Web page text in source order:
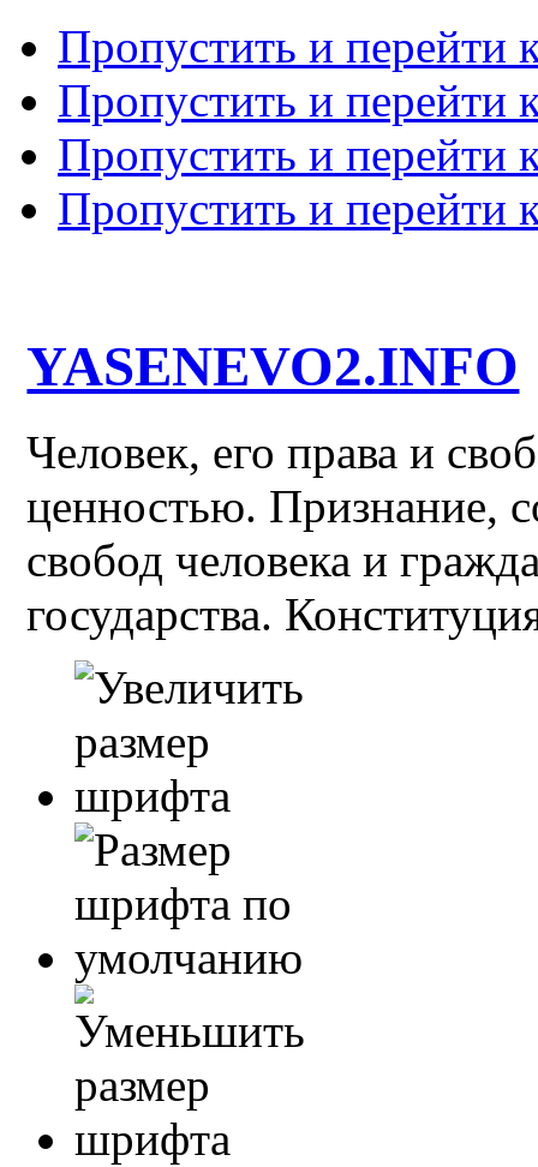
Пропустить и перейти
Пропустить и перейти
Пропустить и перейти
Пропустить и перейти
YASENEVO2.INFO
Человек, его права и
ценностью. Признание,
свобод человека и
государства.